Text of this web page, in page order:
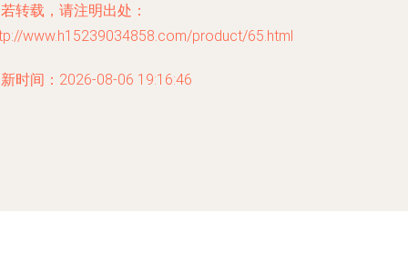
转载，请注明出处：
www.h15239034858.com/product/65.html
时间：2026-08-06 19:16:46